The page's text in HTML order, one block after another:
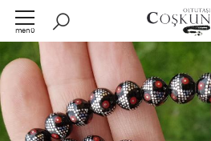
menü